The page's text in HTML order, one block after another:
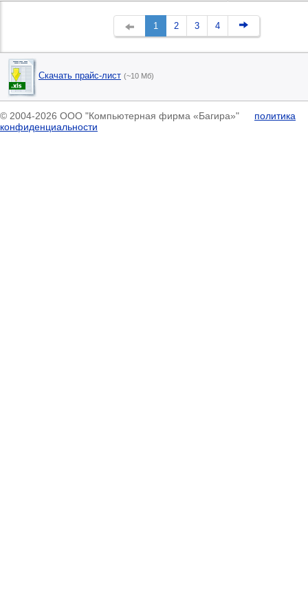
1 2 3 4
Скачать прайс-лист (~10 Мб)
© 2004-2026 ООО "Компьютерная фирма «Багира»" политика
конфиденциальности